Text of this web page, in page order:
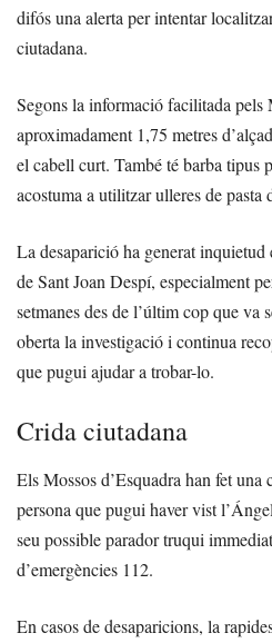
difós una alerta per intentar
ciutadana.
Segons la informació facilitada pels
aproximadament 1,75 metres
el cabell curt. També té barba tipus
acostuma a utilitzar ulleres de pasta
La desaparició ha generat
de Sant Joan Despí, especialment
setmanes des de l’últim cop que va
oberta la investigació i continua
que pugui ajudar a trobar-lo.
Crida ciutadana
Els Mossos d’Esquadra han fet una
persona que pugui haver vist
seu possible parador truqui
d’emergències 112.
En casos de desaparicions, la